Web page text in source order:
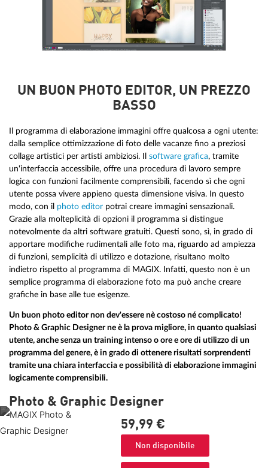
UN BUON PHOTO EDITOR, UN PREZZO
BASSO
Il programma di elaborazione immagini offre qualcosa a ogni utente:
dalla semplice ottimizzazione di foto delle vacanze fino a preziosi
collage artistici per artisti ambiziosi. Il software grafica, tramite
un'interfaccia accessibile, offre una procedura di lavoro sempre
logica con funzioni facilmente comprensibili, facendo sì che ogni
utente possa vivere appieno questa dimensione visiva. In questo
modo, con il photo editor potrai creare immagini sensazionali.
Grazie alla molteplicità di opzioni il programma si distingue
notevolmente da altri software gratuiti. Questi sono, sì, in grado di
apportare modifiche rudimentali alle foto ma, riguardo ad ampiezza
di funzioni, semplicità di utilizzo e dotazione, risultano molto
indietro rispetto al programma di MAGIX. Infatti, questo non è un
semplice programma di elaborazione foto ma può anche creare
grafiche in base alle tue esigenze.
Un buon photo editor non dev'essere nè costoso né complicato!
Photo & Graphic Designer ne è la prova migliore, in quanto qualsiasi
utente, anche senza un training intenso o ore e ore di utilizzo di un
programma del genere, è in grado di ottenere risultati sorprendenti
tramite una chiara interfaccia e possibilità di elaborazione immagini
logicamente comprensibili.
Photo & Graphic Designer
59,99 €
Non disponibile